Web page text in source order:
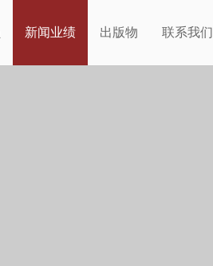
新闻业绩 出版物 联系我们